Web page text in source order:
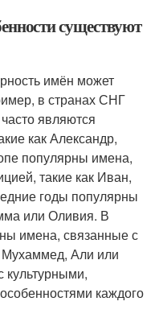
существуют
имён может
в странах СНГ
являются
как Александр,
популярны имена,
такие как Иван,
годы популярны
или Оливия. В
имена, связанные с
Мухаммед, Али или
культурными,
каждого